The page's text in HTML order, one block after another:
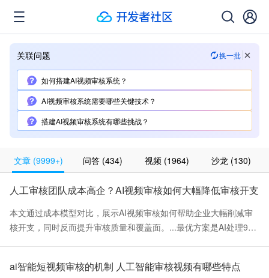
关联问题 换一批
如何搭建AI视频审核系统？
AI视频审核系统需要哪些关键技术？
搭建AI视频审核系统有哪些挑战？
文章(9999+) 问答(434) 视频(1964) 沙龙(130)
人工审核团队成本高企？AI视频审核如何大幅降低审核开支
本文通过成本模型对比，展示AI视频审核如何帮助企业大幅削减审
核开支，同时反而提升审核质量和覆盖面。...最优方案是AI处理9
动处置 自动化 AI判定违规的直接拦截 ~...——某短视频平台运营VP
ai智能短视频审核的机制 人工智能审核视频有哪些特点